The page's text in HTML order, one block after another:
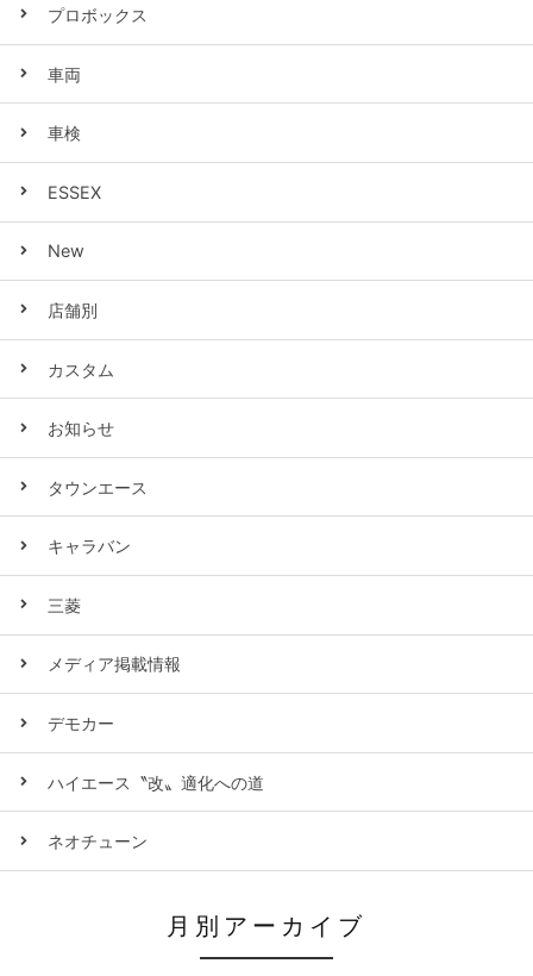
プロボックス
車両
車検
ESSEX
New
店舗別
カスタム
お知らせ
タウンエース
キャラバン
三菱
メディア掲載情報
デモカー
ハイエース〝改〟適化への道
ネオチューン
月別アーカイブ